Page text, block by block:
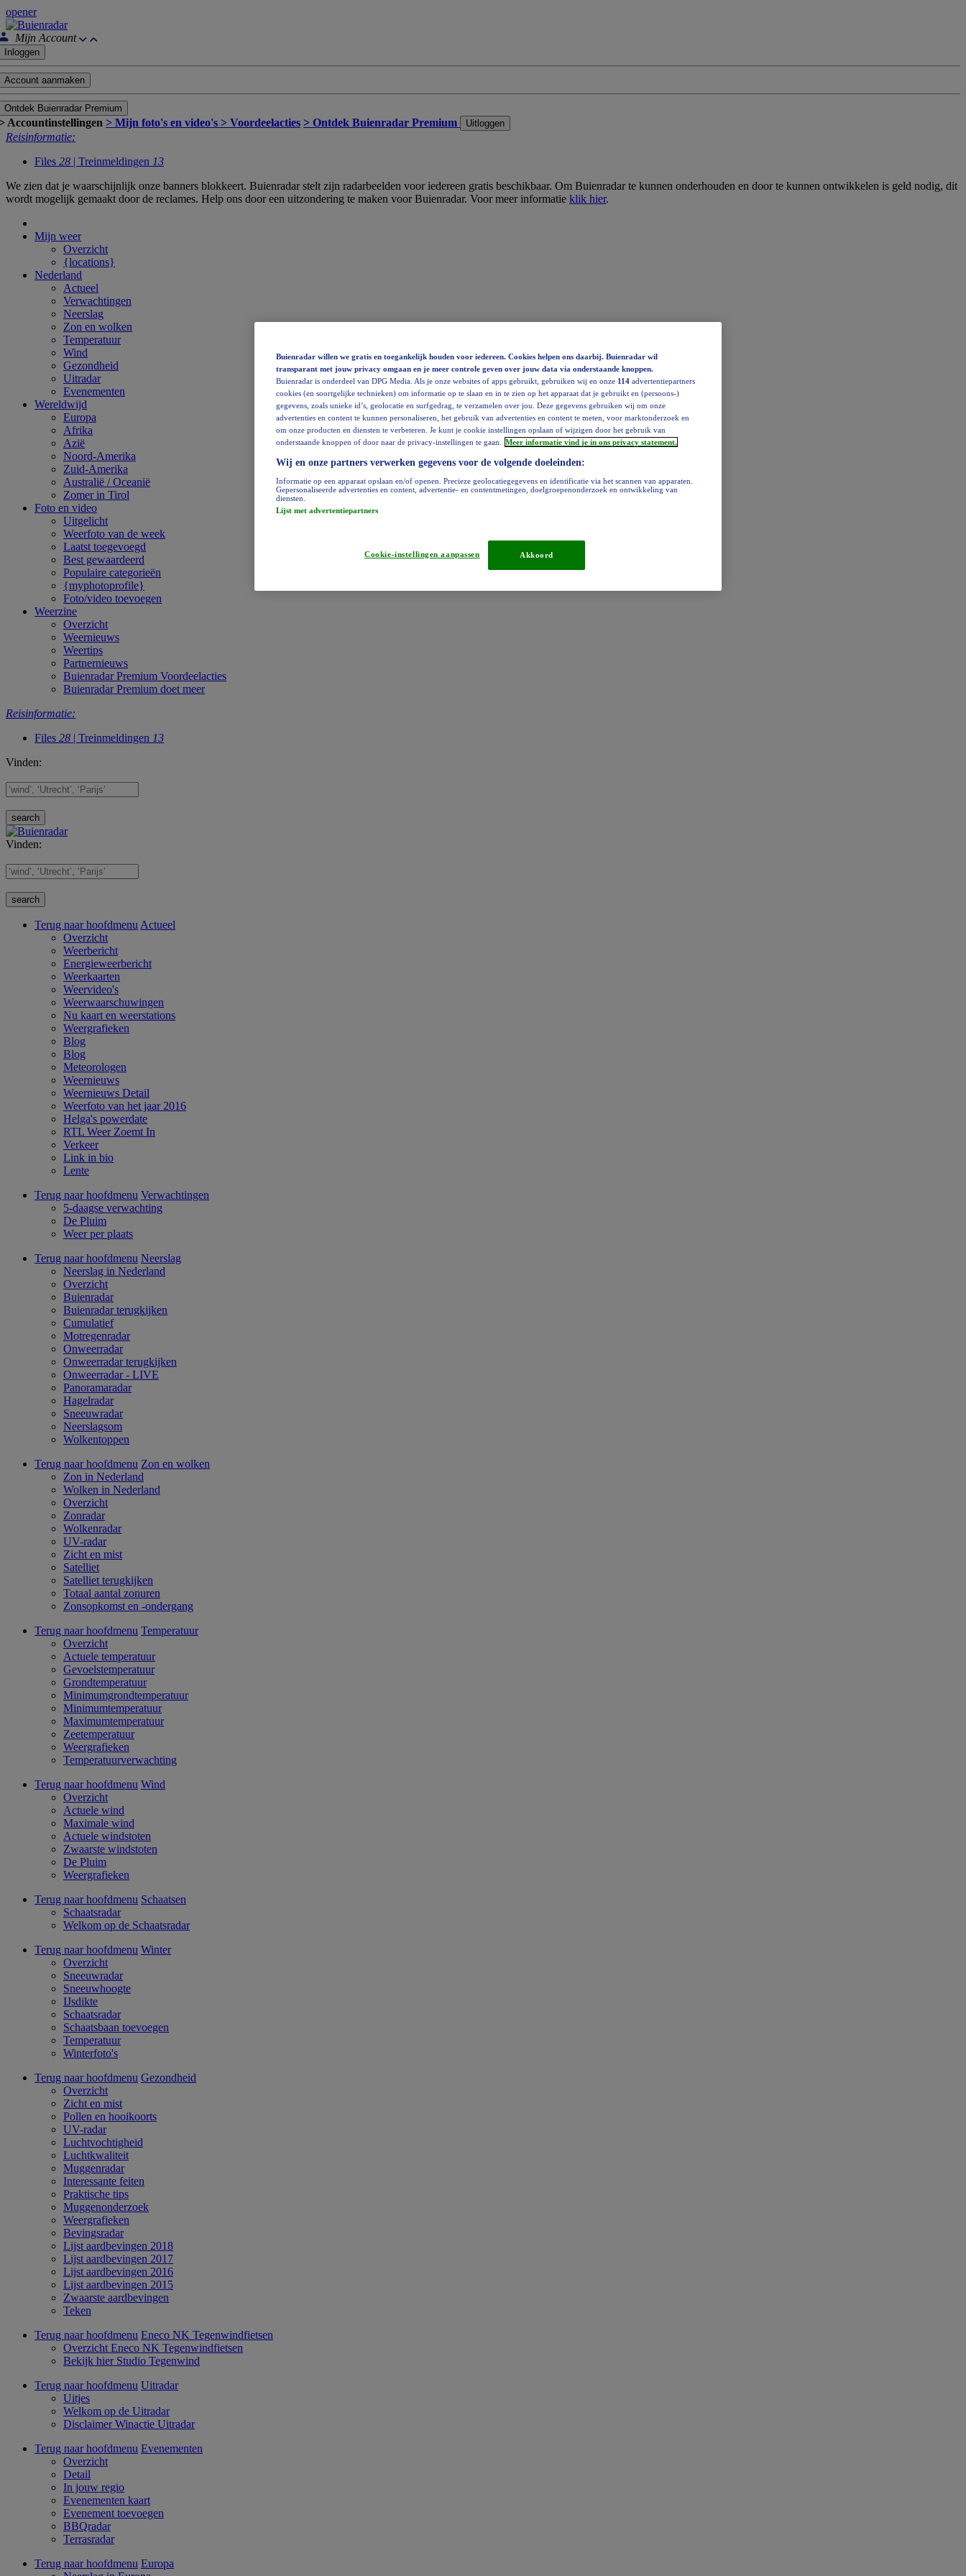
opener
Mijn Account
Inloggen
Account aanmaken
Ontdek Buienradar Premium
Accountinstellingen > Mijn foto's en video's > Voordeelacties > Ontdek Buienradar Premium Uitloggen
Reisinformatie:
Files 28 | Treinmeldingen 13
We zien dat je waarschijnlijk onze banners blokkeert. Buienradar stelt zijn radarbeelden voor iedereen gratis beschikbaar. Om Buienradar te kunnen onderhouden en door te kunnen ontwikkelen is geld nodig, dit
wordt mogelijk gemaakt door de reclames. Help ons door een uitzondering te maken voor Buienradar. Voor meer informatie klik hier.
Mijn weer
Overzicht
{locations}
Nederland
Actueel
Verwachtingen
Neerslag
Zon en wolken
Temperatuur
Wind
Gezondheid
Uitradar
Evenementen
Wereldwijd
Europa
Afrika
Azië
Noord-Amerika
Zuid-Amerika
Australië / Oceanië
Zomer in Tirol
Foto en video
Uitgelicht
Weerfoto van de week
Laatst toegevoegd
Best gewaardeerd
Populaire categorieën
{myphotoprofile}
Foto/video toevoegen
Weerzine
Overzicht
Weernieuws
Weertips
Partnernieuws
Buienradar Premium Voordeelacties
Buienradar Premium doet meer
Reisinformatie:
Files 28 | Treinmeldingen 13
Vinden:
Vinden:
Terug naar hoofdmenu Actueel
Overzicht
Weerbericht
Energieweerbericht
Weerkaarten
Weervideo's
Weerwaarschuwingen
Nu kaart en weerstations
Weergrafieken
Blog
Blog
Meteorologen
Weernieuws
Weernieuws Detail
Weerfoto van het jaar 2016
Helga's powerdate
RTL Weer Zoemt In
Verkeer
Link in bio
Lente
Terug naar hoofdmenu Verwachtingen
5-daagse verwachting
De Pluim
Weer per plaats
Terug naar hoofdmenu Neerslag
Neerslag in Nederland
Overzicht
Buienradar
Buienradar terugkijken
Cumulatief
Motregenradar
Onweerradar
Onweerradar terugkijken
Onweerradar - LIVE
Panoramaradar
Hagelradar
Sneeuwradar
Neerslagsom
Wolkentoppen
Terug naar hoofdmenu Zon en wolken
Zon in Nederland
Wolken in Nederland
Overzicht
Zonradar
Wolkenradar
UV-radar
Zicht en mist
Satelliet
Satelliet terugkijken
Totaal aantal zonuren
Zonsopkomst en -ondergang
Terug naar hoofdmenu Temperatuur
Overzicht
Actuele temperatuur
Gevoelstemperatuur
Grondtemperatuur
Minimumgrondtemperatuur
Minimumtemperatuur
Maximumtemperatuur
Zeetemperatuur
Weergrafieken
Temperatuurverwachting
Terug naar hoofdmenu Wind
Overzicht
Actuele wind
Maximale wind
Actuele windstoten
Zwaarste windstoten
De Pluim
Weergrafieken
Terug naar hoofdmenu Schaatsen
Schaatsradar
Welkom op de Schaatsradar
Terug naar hoofdmenu Winter
Overzicht
Sneeuwradar
Sneeuwhoogte
IJsdikte
Schaatsradar
Schaatsbaan toevoegen
Temperatuur
Winterfoto's
Terug naar hoofdmenu Gezondheid
Overzicht
Zicht en mist
Pollen en hooikoorts
UV-radar
Luchtvochtigheid
Luchtkwaliteit
Muggenradar
Interessante feiten
Praktische tips
Muggenonderzoek
Weergrafieken
Bevingsradar
Lijst aardbevingen 2018
Lijst aardbevingen 2017
Lijst aardbevingen 2016
Lijst aardbevingen 2015
Zwaarste aardbevingen
Teken
Terug naar hoofdmenu Eneco NK Tegenwindfietsen
Overzicht Eneco NK Tegenwindfietsen
Bekijk hier Studio Tegenwind
Terug naar hoofdmenu Uitradar
Uitjes
Welkom op de Uitradar
Disclaimer Winactie Uitradar
Terug naar hoofdmenu Evenementen
Overzicht
Detail
In jouw regio
Evenementen kaart
Evenement toevoegen
BBQradar
Terrasradar
Terug naar hoofdmenu Europa
Buienradar willen we gratis en toegankelijk houden voor iedereen. Cookies helpen ons daarbij. Buienradar wil
transparant met jouw privacy omgaan en je meer controle geven over jouw data via onderstaande knoppen.
Buienradar is onderdeel van DPG Media. Als je onze websites of apps gebruikt, gebruiken wij en onze 114 advertentiepartners
cookies (en soortgelijke technieken) om informatie op te slaan en in te zien op het apparaat dat je gebruikt en (persoons-)
gegevens, zoals unieke id’s, geolocatie en surfgedrag, te verzamelen over jou. Deze gegevens gebruiken wij om onze
advertenties en content te kunnen personaliseren, het gebruik van advertenties en content te meten, voor marktonderzoek en
om onze producten en diensten te verbeteren. Je kunt je cookie instellingen opslaan of wijzigen door het gebruik van
onderstaande knoppen of door naar de privacy-instellingen te gaan.
Meer informatie vind je in ons privacy statement.
Wij en onze partners verwerken gegevens voor de volgende doeleinden:
Informatie op een apparaat opslaan en/of openen. Precieze geolocatiegegevens en identificatie via het scannen van apparaten.
Gepersonaliseerde advertenties en content, advertentie- en contentmetingen, doelgroepenonderzoek en ontwikkeling van
diensten.
Lijst met advertentiepartners
Cookie-instellingen aanpassen Akkoord